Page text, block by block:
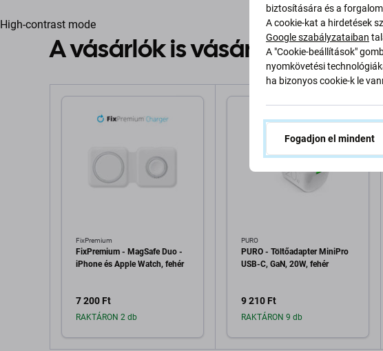
High-contrast mode
A vásárlók is vásárolnak
FixPremium
FixPremium - MagSafe Duo -
iPhone és Apple Watch, fehér
7 200 Ft
RAKTÁRON 2 db
PURO
PURO - Töltőadapter MiniPro
USB-C, GaN, 20W, fehér
9 210 Ft
RAKTÁRON 9 db
biztosítására és a
A cookie-kat a hirdetések
Google szabályzataiban
A "Cookie-beállítások"
nyomkövetési
ha bizonyos cookie-k le
Fogadjon el mindent